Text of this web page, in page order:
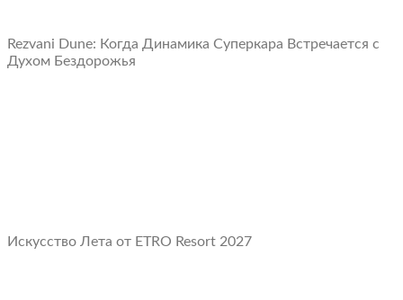
Rezvani Dune: Когда Динамика Суперкара Встречается с
Духом Бездорожья
Искусство Лета от ETRO Resort 2027